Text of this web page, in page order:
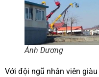
Ánh Dương
Với đội ngũ nhân viên